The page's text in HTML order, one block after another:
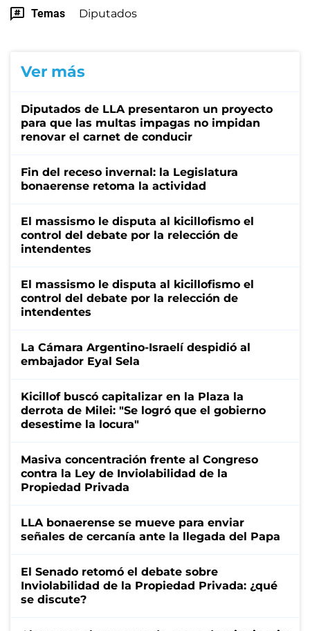
Temas Diputados
Ver más
Diputados de LLA presentaron un proyecto
para que las multas impagas no impidan
renovar el carnet de conducir
Fin del receso invernal: la Legislatura
bonaerense retoma la actividad
El massismo le disputa al kicillofismo el
control del debate por la relección de
intendentes
El massismo le disputa al kicillofismo el
control del debate por la relección de
intendentes
La Cámara Argentino-Israelí despidió al
embajador Eyal Sela
Kicillof buscó capitalizar en la Plaza la
derrota de Milei: "Se logró que el gobierno
desestime la locura"
Masiva concentración frente al Congreso
contra la Ley de Inviolabilidad de la
Propiedad Privada
LLA bonaerense se mueve para enviar
señales de cercanía ante la llegada del Papa
El Senado retomó el debate sobre
Inviolabilidad de la Propiedad Privada: ¿qué
se discute?